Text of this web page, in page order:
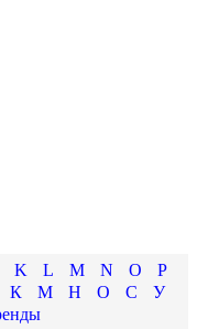
K L M N O
P
К М Н О С
У